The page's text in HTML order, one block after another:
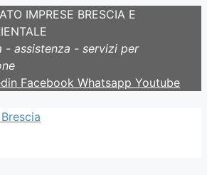
IMPRESE BRESCIA E
- assistenza - servizi per
Facebook Whatsapp Youtube